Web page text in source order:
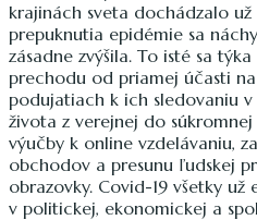
krajinách sveta dochádzalo
prepuknutia epidémie sa
zásadne zvýšila. To isté sa
prechodu od priamej účasti
podujatiach k ich sledovaniu
života z verejnej do
výučby k online vzdelávaniu,
obchodov a presunu ľudskej
obrazovky. Covid-19 všetky už
v politickej, ekonomickej a